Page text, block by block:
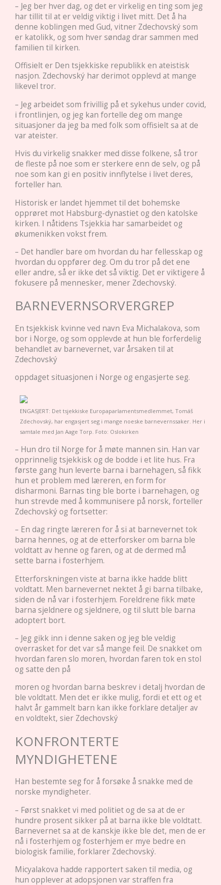
– Jeg ber hver dag, og det er virkelig en ting som jeg
har tillit til at er veldig viktig i livet mitt. Det å ha
denne koblingen med Gud, vitner Zdechovský som
er katolikk, og som hver søndag drar sammen med
familien til kirken.
Offisielt er Den tsjekkiske republikk en ateistisk
nasjon. Zdechovský har derimot opplevd at mange
likevel tror.
– Jeg arbeidet som frivillig på et sykehus under covid,
i frontlinjen, og jeg kan fortelle deg om mange
situasjoner da jeg ba med folk som offisielt sa at de
var ateister.
Hvis du virkelig snakker med disse folkene, så tror
de fleste på noe som er sterkere enn de selv, og på
noe som kan gi en positiv innflytelse i livet deres,
forteller han.
Historisk er landet hjemmet til det bohemske
opprøret mot Habsburg-dynastiet og den katolske
kirken. I nåtidens Tsjekkia har samarbeidet og
økumenikken vokst frem.
– Det handler bare om hvordan du har fellesskap og
hvordan du oppfører deg. Om du tror på det ene
eller andre, så er ikke det så viktig. Det er viktigere å
fokusere på mennesker, mener Zdechovský.
BARNEVERNSORVERGREP
En tsjekkisk kvinne ved navn Eva Michalakova, som
bor i Norge, og som opplevde at hun ble forferdelig
behandlet av barnevernet, var årsaken til at
Zdechovský
oppdaget situasjonen i Norge og engasjerte seg.
ENGASJERT: Det tsjekkiske Europaparlamentsmedlemmet, Tomáš
Zdechovský, har engasjert seg i mange noeske barnevernssaker. Her i
samtale med Jan Aage Torp. Foto: Oslokirken
– Hun dro til Norge for å møte mannen sin. Han var
opprinnelig tsjekkisk og de bodde i et lite hus. Fra
første gang hun leverte barna i barnehagen, så fikk
hun et problem med læreren, en form for
disharmoni. Barnas ting ble borte i barnehagen, og
hun strevde med å kommunisere på norsk, forteller
Zdechovský og fortsetter:
– En dag ringte læreren for å si at barnevernet tok
barna hennes, og at de etterforsker om barna ble
voldtatt av henne og faren, og at de dermed må
sette barna i fosterhjem.
Etterforskningen viste at barna ikke hadde blitt
voldtatt. Men barnevernet nektet å gi barna tilbake,
siden de nå var i fosterhjem. Foreldrene fikk møte
barna sjeldnere og sjeldnere, og til slutt ble barna
adoptert bort.
– Jeg gikk inn i denne saken og jeg ble veldig
overrasket for det var så mange feil. De snakket om
hvordan faren slo moren, hvordan faren tok en stol
og satte den på
moren og hvordan barna beskrev i detalj hvordan de
ble voldtatt. Men det er ikke mulig, fordi et ett og et
halvt år gammelt barn kan ikke forklare detaljer av
en voldtekt, sier Zdechovský
KONFRONTERTE
MYNDIGHETENE
Han bestemte seg for å forsøke å snakke med de
norske myndigheter.
– Først snakket vi med politiet og de sa at de er
hundre prosent sikker på at barna ikke ble voldtatt.
Barnevernet sa at de kanskje ikke ble det, men de er
nå i fosterhjem og fosterhjem er mye bedre en
biologisk familie, forklarer Zdechovský.
Micyalakova hadde rapportert saken til media, og
hun opplever at adopsjonen var straffen fra